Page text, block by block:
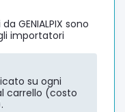
GENIALPIX sono
importatori
su ogni
carrello (costo